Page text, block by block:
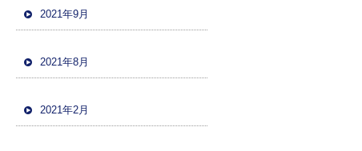
2021年9月
2021年8月
2021年2月